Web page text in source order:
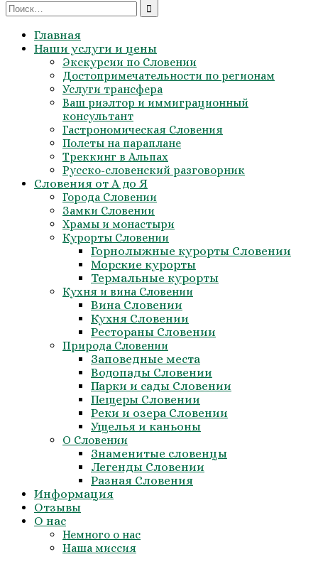
Search
for:
Главная
Наши услуги и цены
Экскурсии по Словении
Достопримечательности по регионам
Услуги трансфера
Ваш риэлтор и иммиграционный
консультант
Гастрономическая Словения
Полеты на параплане
Треккинг в Альпах
Русско-словенский разговорник
Словения от А до Я
Города Словении
Замки Словении
Храмы и монастыри
Курорты Словении
Горнолыжные курорты Словении
Морские курорты
Термальные курорты
Кухня и вина Словении
Вина Словении
Кухня Словении
Рестораны Словении
Природа Словении
Заповедные места
Водопады Словении
Парки и сады Словении
Пещеры Словении
Реки и озера Словении
Ущелья и каньоны
О Словении
Знаменитые словенцы
Легенды Словении
Разная Словения
Информация
Отзывы
О нас
Немного о нас
Наша миссия